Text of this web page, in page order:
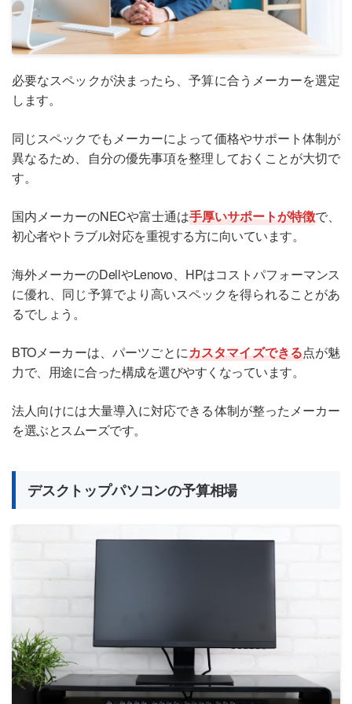
必要なスペックが決まったら、予算に合うメーカーを選定
します。
同じスペックでもメーカーによって価格やサポート体制が
異なるため、自分の優先事項を整理しておくことが大切で
す。
国内メーカーのNECや富士通は手厚いサポートが特徴で、
初心者やトラブル対応を重視する方に向いています。
海外メーカーのDellやLenovo、HPはコストパフォーマンス
に優れ、同じ予算でより高いスペックを得られることがあ
るでしょう。
BTOメーカーは、パーツごとにカスタマイズできる点が魅
力で、用途に合った構成を選びやすくなっています。
法人向けには大量導入に対応できる体制が整ったメーカー
を選ぶとスムーズです。
デスクトップパソコンの予算相場